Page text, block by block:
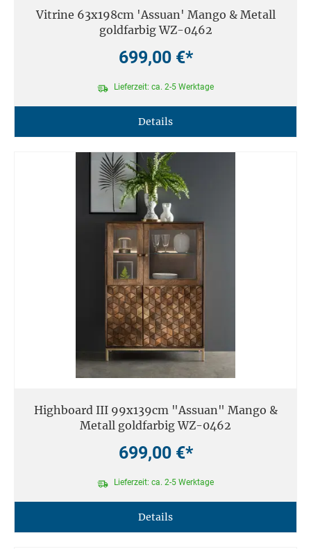
Vitrine 63x198cm 'Assuan' Mango & Metall
goldfarbig WZ-0462
699,00 €*
Lieferzeit: ca. 2-5 Werktage
Details
Highboard III 99x139cm "Assuan" Mango &
Metall goldfarbig WZ-0462
699,00 €*
Lieferzeit: ca. 2-5 Werktage
Details